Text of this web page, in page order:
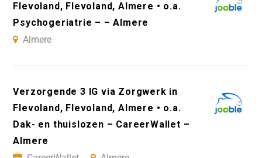
Flevoland, Flevoland, Almere • o.a.
Psychogeriatrie – – Almere
Almere
Verzorgende 3 IG via Zorgwerk in
Flevoland, Flevoland, Almere • o.a.
Dak- en thuislozen – CareerWallet –
Almere